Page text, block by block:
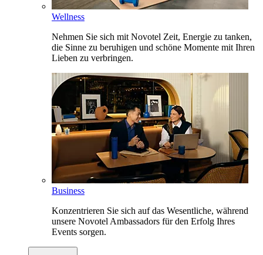
Wellness
Nehmen Sie sich mit Novotel Zeit, Energie zu tanken,
die Sinne zu beruhigen und schöne Momente mit Ihren
Lieben zu verbringen.
Business
Konzentrieren Sie sich auf das Wesentliche, während
unsere Novotel Ambassadors für den Erfolg Ihres
Events sorgen.